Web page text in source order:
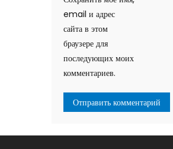
email и адрес
сайта в этом
браузере для
последующих моих
комментариев.